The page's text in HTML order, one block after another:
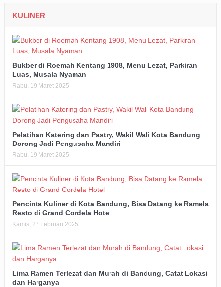
KULINER
Bukber di Roemah Kentang 1908, Menu Lezat, Parkiran
Luas, Musala Nyaman
Rabu, 19 Maret 2025
Pelatihan Katering dan Pastry, Wakil Wali Kota Bandung
Dorong Jadi Pengusaha Mandiri
Rabu, 19 Maret 2025
Pencinta Kuliner di Kota Bandung, Bisa Datang ke Ramela
Resto di Grand Cordela Hotel
Kamis, 27 Februari 2025
Lima Ramen Terlezat dan Murah di Bandung, Catat Lokasi
dan Harganya